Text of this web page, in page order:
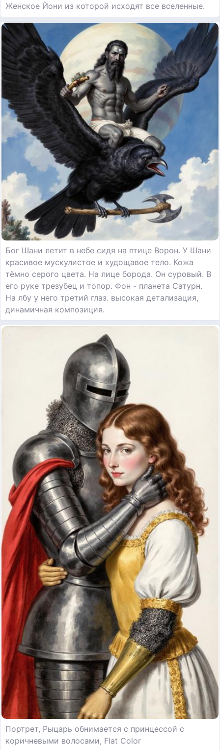
Женское Йони из которой исходят все вселенные.
Бог Шани летит в небе сидя на птице Ворон. У Шани
красивое мускулистое и худощавое тело. Кожа
тёмно серого цвета. На лице борода. Он суровый. В
его руке трезубец и топор. Фон - планета Сатурн.
На лбу у него третий глаз. высокая детализация,
динамичная композиция.
Портрет, Рыцарь обнимается с принцессой с
коричневыми волосами, Flat Color